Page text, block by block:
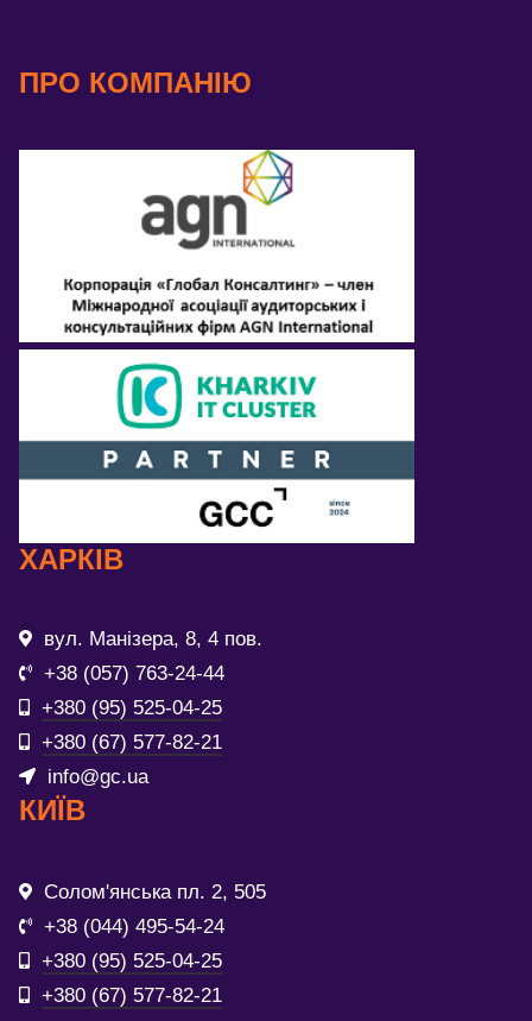
ПРО КОМПАНІЮ
ХАРКІВ
вул. Манізера, 8, 4 пов.
+38 (057) 763-24-44
+380 (95) 525-04-25
+380 (67) 577-82-21
info@gc.ua
КИЇВ
Солом'янська пл. 2, 505
+38 (044) 495-54-24
+380 (95) 525-04-25
+380 (67) 577-82-21